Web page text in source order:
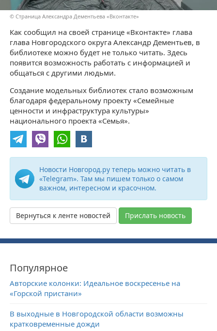
© Страница Александра Дементьева «Вконтакте»
Как сообщил на своей странице «Вконтакте» глава
глава Новгородского округа Александр Дементьев, в
библиотеке можно будет не только читать. Здесь
появится возможность работать с информацией и
общаться с другими людьми.
Создание модельных библиотек стало возможным
благодаря федеральному проекту «Семейные
ценности и инфраструктура культуры»
национального проекта «Семья».
Новости Новгород.ру теперь можно читать в
«Telegram». Там мы пишем только о самом
важном, интересном и красочном.
Вернуться к ленте новостей Прислать новость
Популярное
Авторские колонки: Идеальное воскресенье на
«Горской пристани»
В выходные в Новгородской области возможны
кратковременные дожди